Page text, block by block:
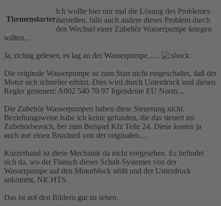
Themenstarter
Ich wollte hier nur mal die Lösung des Problemes
darstellen, falls auch andere dieses Problem durch
den Wechsel einer Zubehör Wasserpumpe kriegen
sollten...
Ja, richtig gelesen, es lag an der Wasserpumpe......
Die originale Wasserpumpe ist zum Start nicht eingeschaltet, daß der
Motor sich schneller erhitzt. Dies wird durch Unterdruck und diesen
Regler gesteuert: A002 540 70 97 Irgendeine EU Norm....
Die Zubehör Wasserpumpen haben diese Steuerung nicht.
Beziehungsweise habe ich keine gefunden, die das steuert im
Zubehörbereich, bei zum Beispiel Kfz Teile 24. Diese kosten ja
auch nur einen Bruchteil von der originalen....
Kurzerhand ist diese Mechanik da nicht vorgesehen. Es befindet
sich da, wo der Flansch dieses Schalt-Systemes von der
Wasserpumpe auf den Motorblock stößt und der Unterdruck
ankommt, NICHTS.
Das ist auf den Bildern gut zu sehen.